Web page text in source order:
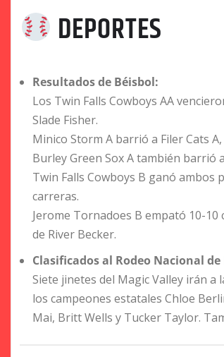
DEPORTES
Resultados de Béisbol:
Los Twin Falls Cowboys AA
Slade Fisher.
Minico Storm A barrió a Filer Cats
Burley Green Sox A también barrió
Twin Falls Cowboys B ganó ambos
carreras.
Jerome Tornadoes B empató 10-
de River Becker.
Clasificados al Rodeo Nacional
Siete jinetes del Magic Valley irán a
los campeones estatales Chloe
Mai, Britt Wells y Tucker Taylor.